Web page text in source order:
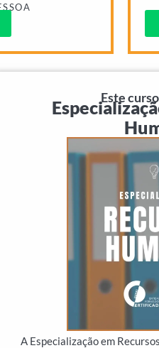
Este
A Especialização em